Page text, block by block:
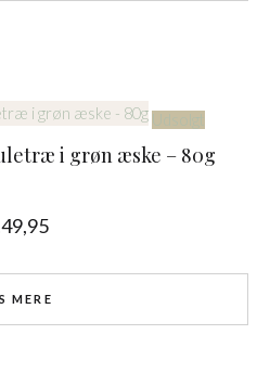
Udsolgt
i grøn æske – 80g
49,95
MERE